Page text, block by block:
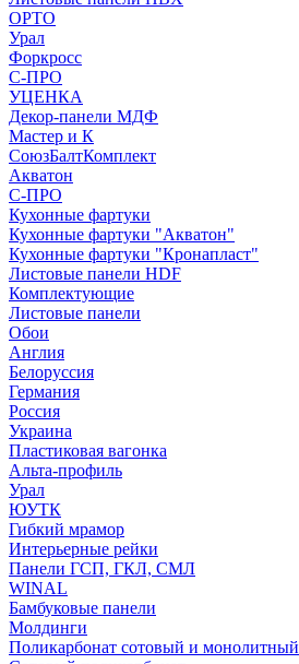
ОРТО
Урал
Форкросс
С-ПРО
УЦЕНКА
Декор-панели МДФ
Мастер и К
СоюзБалтКомплект
Акватон
С-ПРО
Кухонные фартуки
Кухонные фартуки "Акватон"
Кухонные фартуки "Кронапласт"
Листовые панели HDF
Комплектующие
Листовые панели
Обои
Англия
Белоруссия
Германия
Россия
Украина
Пластиковая вагонка
Альта-профиль
Урал
ЮУТК
Гибкий мрамор
Интерьерные рейки
Панели ГСП, ГКЛ, СМЛ
WINAL
Бамбуковые панели
Молдинги
Поликарбонат сотовый и монолитный